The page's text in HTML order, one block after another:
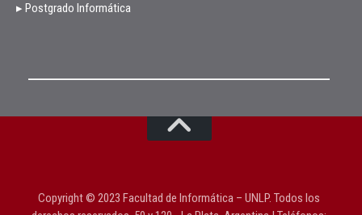
▸ Postgrado Informática
Copyright © 2023 Facultad de Informática – UNLP. Todos los